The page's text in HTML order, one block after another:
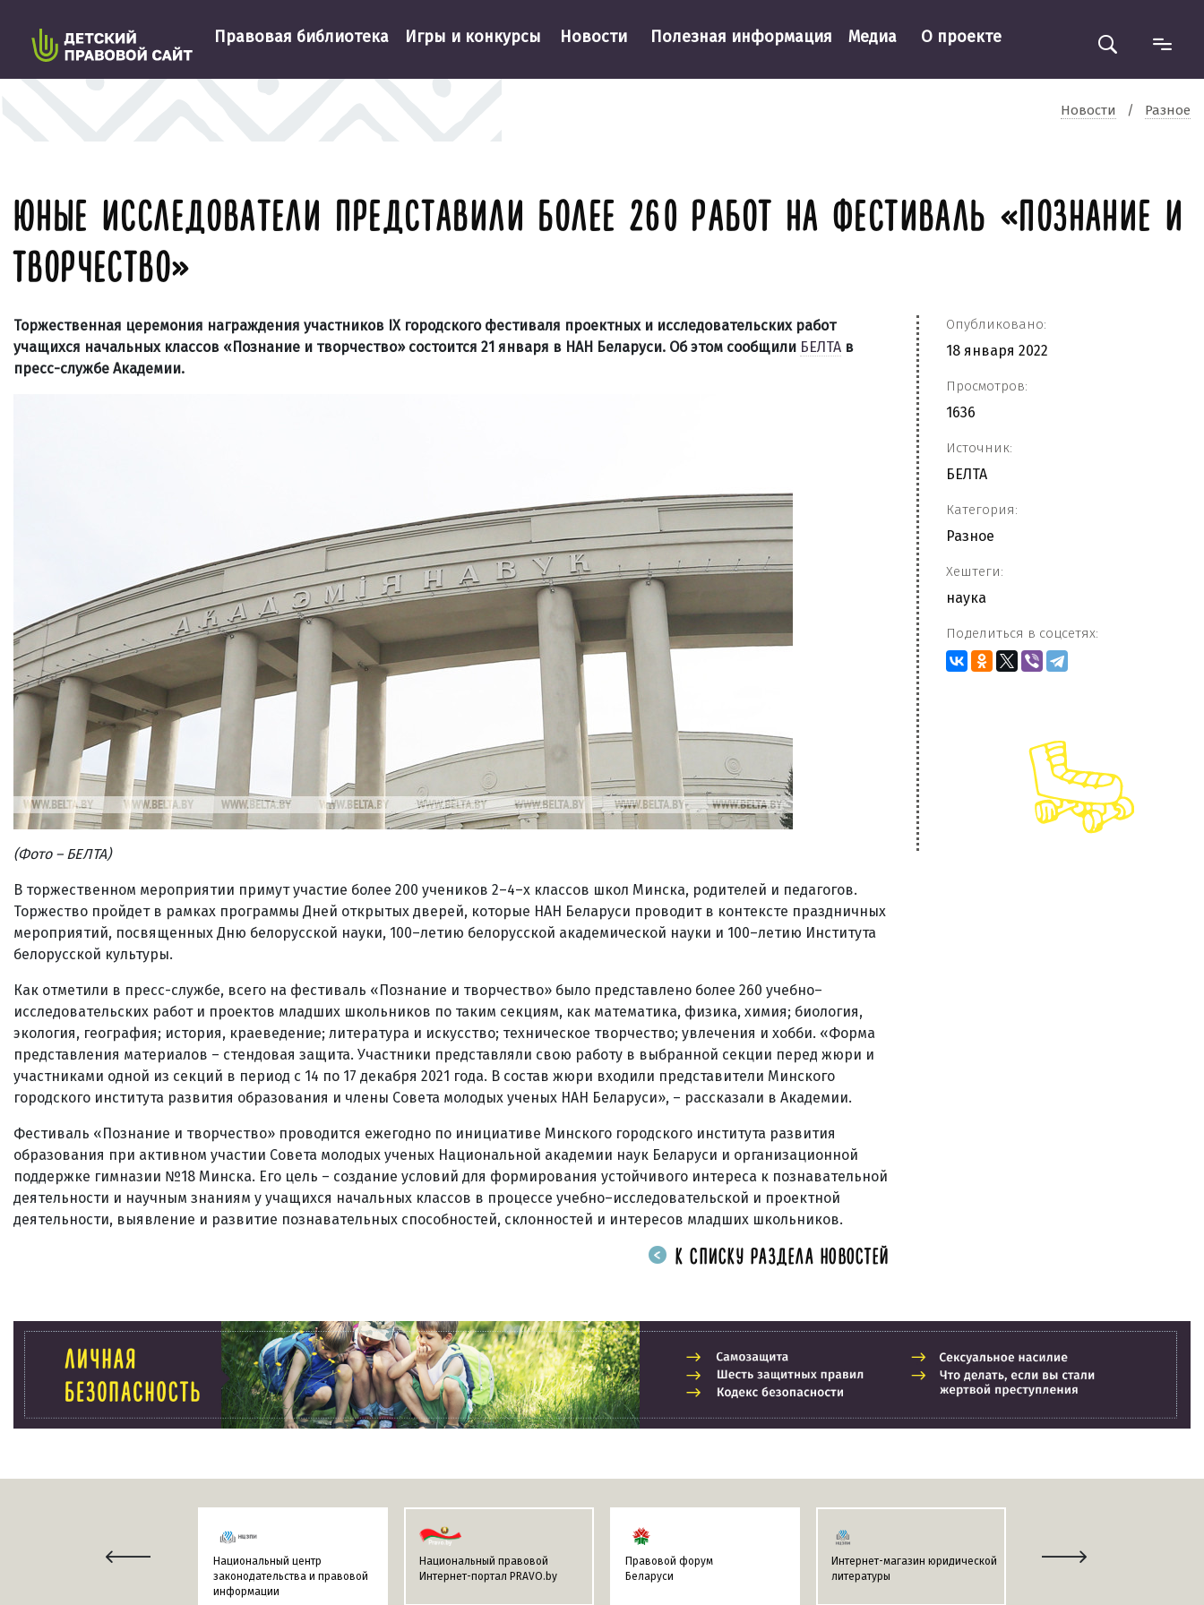
Правовая библиотека Игры и конкурсы Новости Полезная информация Медиа О проекте
Новости / Разное
ЮНЫЕ ИССЛЕДОВАТЕЛИ ПРЕДСТАВИЛИ БОЛЕЕ 260 РАБОТ НА ФЕСТИВАЛЬ «ПОЗНАНИЕ И
ТВОРЧЕСТВО»
Торжественная церемония награждения участников IX городского фестиваля проектных и исследовательских работ
учащихся начальных классов «Познание и творчество» состоится 21 января в НАН Беларуси. Об этом сообщили БЕЛТА в
пресс-службе Академии.
(Фото – БЕЛТА)
В торжественном мероприятии примут участие более 200 учеников 2–4–х классов школ Минска, родителей и педагогов.
Торжество пройдет в рамках программы Дней открытых дверей, которые НАН Беларуси проводит в контексте праздничных
мероприятий, посвященных Дню белорусской науки, 100–летию белорусской академической науки и 100–летию Института
белорусской культуры.
Как отметили в пресс-службе, всего на фестиваль «Познание и творчество» было представлено более 260 учебно–
исследовательских работ и проектов младших школьников по таким секциям, как математика, физика, химия; биология,
экология, география; история, краеведение; литература и искусство; техническое творчество; увлечения и хобби. «Форма
представления материалов – стендовая защита. Участники представляли свою работу в выбранной секции перед жюри и
участниками одной из секций в период с 14 по 17 декабря 2021 года. В состав жюри входили представители Минского
городского института развития образования и члены Совета молодых ученых НАН Беларуси», – рассказали в Академии.
Фестиваль «Познание и творчество» проводится ежегодно по инициативе Минского городского института развития
образования при активном участии Совета молодых ученых Национальной академии наук Беларуси и организационной
поддержке гимназии №18 Минска. Его цель – создание условий для формирования устойчивого интереса к познавательной
деятельности и научным знаниям у учащихся начальных классов в процессе учебно–исследовательской и проектной
деятельности, выявление и развитие познавательных способностей, склонностей и интересов младших школьников.
Опубликовано:
18 января 2022
Просмотров:
1636
Источник:
БЕЛТА
Категория:
Разное
Хештеги:
наука
Поделиться в соцсетях:
К СПИСКУ РАЗДЕЛА НОВОСТЕЙ
Национальный центр
законодательства и правовой
информации
Национальный правовой
Интернет-портал PRAVO.by
Правовой форум
Беларуси
Интернет-магазин юридической
литературы
Информационно-поисковая